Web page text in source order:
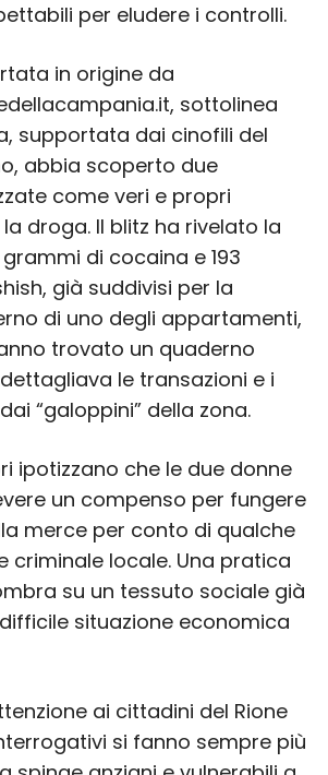
per eludere i controlli.
in origine da
sottolinea
supportata dai cinofili del
abbia scoperto due
come veri e propri
droga. Il blitz ha rivelato la
grammi di cocaina e 193
già suddivisi per la
di uno degli appartamenti,
trovato un quaderno
le transazioni e i
“galoppini” della zona.
ipotizzano che le due donne
un compenso per fungere
merce per conto di qualche
criminale locale. Una pratica
su un tessuto sociale già
situazione economica
ai cittadini del Rione
si fanno sempre più